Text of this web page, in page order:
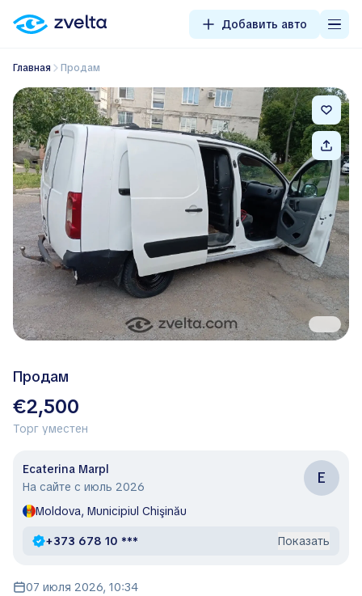
Добавить авто
Главная Продам
Продам
€2,500
Торг уместен
Ecaterina Marpl
На сайте с июль 2026
E
Moldova, Municipiul Chişinău
+373 678 10 *** Показать
07 июля 2026, 10:34